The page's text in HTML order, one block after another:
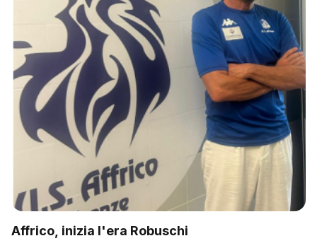
Affrico, inizia l'era Robuschi